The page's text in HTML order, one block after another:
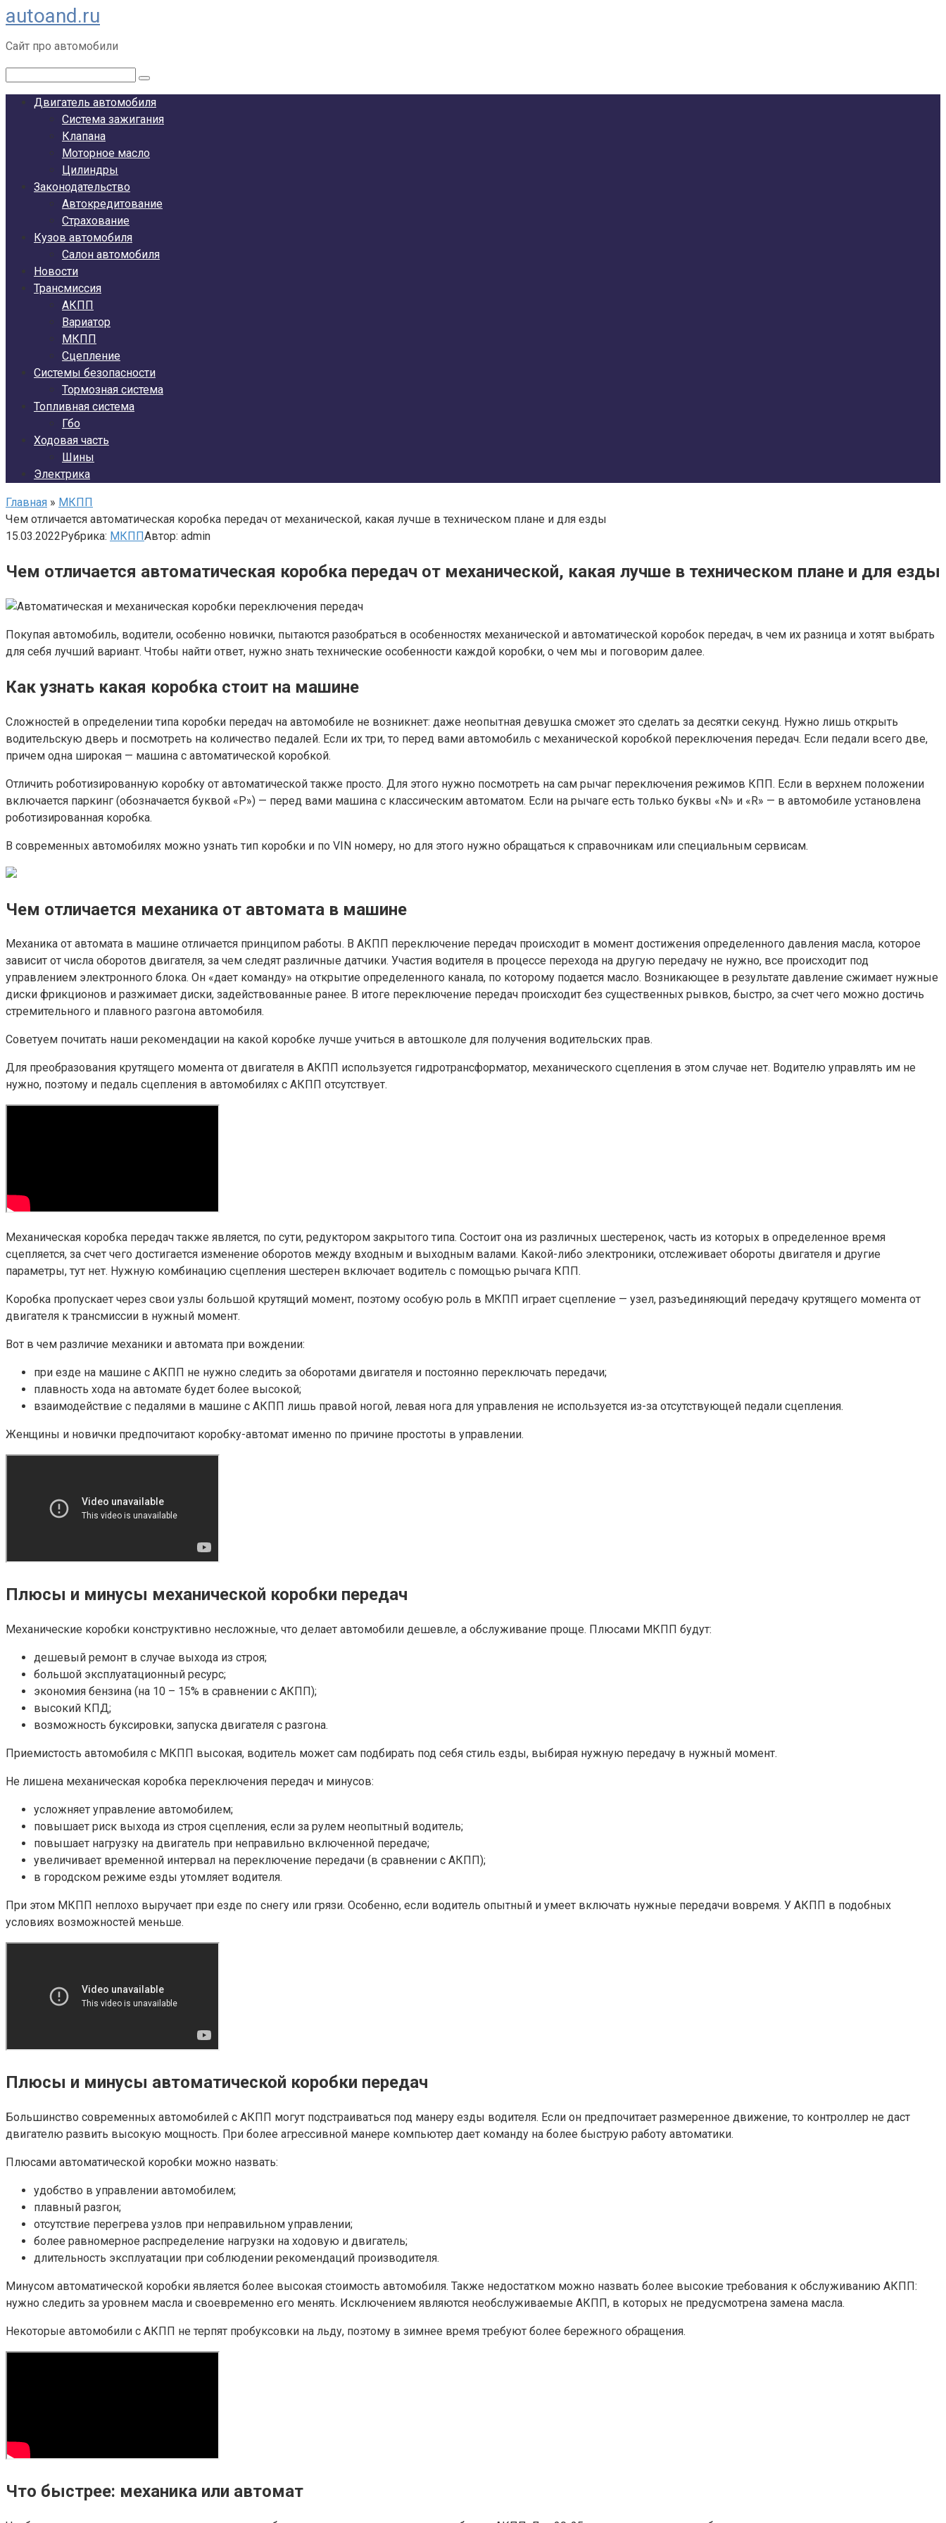
Перейти
к
контенту
autoand.ru
Сайт про автомобили
Двигатель автомобиля
Система зажигания
Клапана
Моторное масло
Цилиндры
Законодательство
Автокредитование
Страхование
Кузов автомобиля
Салон автомобиля
Новости
Трансмиссия
АКПП
Вариатор
МКПП
Сцепление
Системы безопасности
Тормозная система
Топливная система
Гбо
Ходовая часть
Шины
Электрика
Главная » МКПП
Чем отличается автоматическая коробка передач от механической, какая лучше в техническом плане и для езды
15.03.2022Рубрика: МКППАвтор: admin
Чем отличается автоматическая коробка передач от механической, какая лучше в техническом плане и для езды
Покупая автомобиль, водители, особенно новички, пытаются разобраться в особенностях механической и автоматической коробок передач, в чем их разница и хотят выбрать
для себя лучший вариант. Чтобы найти ответ, нужно знать технические особенности каждой коробки, о чем мы и поговорим далее.
Как узнать какая коробка стоит на машине
Сложностей в определении типа коробки передач на автомобиле не возникнет: даже неопытная девушка сможет это сделать за десятки секунд. Нужно лишь открыть
водительскую дверь и посмотреть на количество педалей. Если их три, то перед вами автомобиль с механической коробкой переключения передач. Если педали всего две,
причем одна широкая — машина с автоматической коробкой.
Отличить роботизированную коробку от автоматической также просто. Для этого нужно посмотреть на сам рычаг переключения режимов КПП. Если в верхнем положении
включается паркинг (обозначается буквой «P») — перед вами машина с классическим автоматом. Если на рычаге есть только буквы «N» и «R» — в автомобиле установлена
роботизированная коробка.
В современных автомобилях можно узнать тип коробки и по VIN номеру, но для этого нужно обращаться к справочникам или специальным сервисам.
Чем отличается механика от автомата в машине
Механика от автомата в машине отличается принципом работы. В АКПП переключение передач происходит в момент достижения определенного давления масла, которое
зависит от числа оборотов двигателя, за чем следят различные датчики. Участия водителя в процессе перехода на другую передачу не нужно, все происходит под
управлением электронного блока. Он «дает команду» на открытие определенного канала, по которому подается масло. Возникающее в результате давление сжимает нужные
диски фрикционов и разжимает диски, задействованные ранее. В итоге переключение передач происходит без существенных рывков, быстро, за счет чего можно достичь
стремительного и плавного разгона автомобиля.
Советуем почитать наши рекомендации на какой коробке лучше учиться в автошколе для получения водительских прав.
Для преобразования крутящего момента от двигателя в АКПП используется гидротрансформатор, механического сцепления в этом случае нет. Водителю управлять им не
нужно, поэтому и педаль сцепления в автомобилях с АКПП отсутствует.
Механическая коробка передач также является, по сути, редуктором закрытого типа. Состоит она из различных шестеренок, часть из которых в определенное время
сцепляется, за счет чего достигается изменение оборотов между входным и выходным валами. Какой-либо электроники, отслеживает обороты двигателя и другие
параметры, тут нет. Нужную комбинацию сцепления шестерен включает водитель с помощью рычага КПП.
Коробка пропускает через свои узлы большой крутящий момент, поэтому особую роль в МКПП играет сцепление — узел, разъединяющий передачу крутящего момента от
двигателя к трансмиссии в нужный момент.
Вот в чем различие механики и автомата при вождении:
при езде на машине с АКПП не нужно следить за оборотами двигателя и постоянно переключать передачи;
плавность хода на автомате будет более высокой;
взаимодействие с педалями в машине с АКПП лишь правой ногой, левая нога для управления не используется из-за отсутствующей педали сцепления.
Женщины и новички предпочитают коробку-автомат именно по причине простоты в управлении.
Плюсы и минусы механической коробки передач
Механические коробки конструктивно несложные, что делает автомобили дешевле, а обслуживание проще. Плюсами МКПП будут:
дешевый ремонт в случае выхода из строя;
большой эксплуатационный ресурс;
экономия бензина (на 10 – 15% в сравнении с АКПП);
высокий КПД;
возможность буксировки, запуска двигателя с разгона.
Приемистость автомобиля с МКПП высокая, водитель может сам подбирать под себя стиль езды, выбирая нужную передачу в нужный момент.
Не лишена механическая коробка переключения передач и минусов:
усложняет управление автомобилем;
повышает риск выхода из строя сцепления, если за рулем неопытный водитель;
повышает нагрузку на двигатель при неправильно включенной передаче;
увеличивает временной интервал на переключение передачи (в сравнении с АКПП);
в городском режиме езды утомляет водителя.
При этом МКПП неплохо выручает при езде по снегу или грязи. Особенно, если водитель опытный и умеет включать нужные передачи вовремя. У АКПП в подобных
условиях возможностей меньше.
Плюсы и минусы автоматической коробки передач
Большинство современных автомобилей с АКПП могут подстраиваться под манеру езды водителя. Если он предпочитает размеренное движение, то контроллер не даст
двигателю развить высокую мощность. При более агрессивной манере компьютер дает команду на более быструю работу автоматики.
Плюсами автоматической коробки можно назвать:
удобство в управлении автомобилем;
плавный разгон;
отсутствие перегрева узлов при неправильном управлении;
более равномерное распределение нагрузки на ходовую и двигатель;
длительность эксплуатации при соблюдении рекомендаций производителя.
Минусом автоматической коробки является более высокая стоимость автомобиля. Также недостатком можно назвать более высокие требования к обслуживанию АКПП:
нужно следить за уровнем масла и своевременно его менять. Исключением являются необслуживаемые АКПП, в которых не предусмотрена замена масла.
Некоторые автомобили с АКПП не терпят пробуксовки на льду, поэтому в зимнее время требуют более бережного обращения.
Что быстрее: механика или автомат